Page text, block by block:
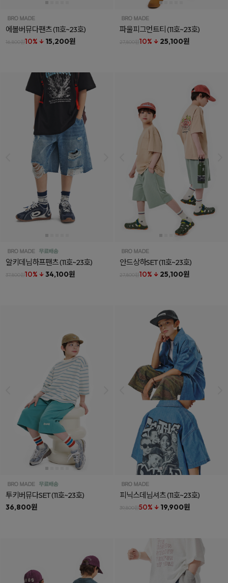
에볼버뮤다팬츠(11호~23호)
16,800원10% ↓ 15,200원
파울피그먼트티(11호~23호)
27,800원10% ↓ 25,100원
알키데님하프팬츠(11호~23호)
37,800원10% ↓ 34,100원
안드상하SET(11호~23호)
27,800원10% ↓ 25,100원
투키버뮤다SET(11호~23호)
36,800원
피닉스데님셔츠(11호~23호)
39,800원50% ↓ 19,900원